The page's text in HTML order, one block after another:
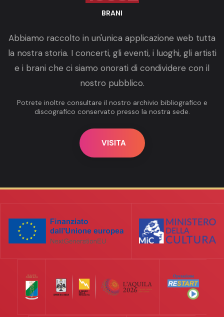
BRANI
Abbiamo raccolto in un'unica applicazione web tutta
la nostra storia. I concerti, gli eventi, i luoghi, gli artisti
e i brani che ci siamo onorati di condividere con il
nostro pubblico.
Potrete inoltre consultare il nostro archivio bibliografico e
discografico conservato presso la nostra sede.
VISITA